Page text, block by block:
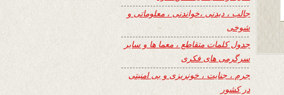
جالب ، دیدنی ،خواندنی ، معلوماتی و
شوخی
جدول کلمات متقاطع ، معما ها و سایر
سرگرمی های فکری
جرم ، جنایت ، خونریزی و بی امنیتی
در کشور